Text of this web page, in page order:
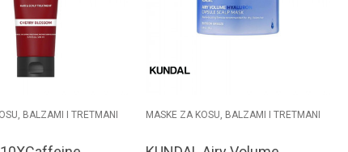
BALZAMI I TRETMANI MASKE ZA KOSU, BALZAMI I TRETMANI